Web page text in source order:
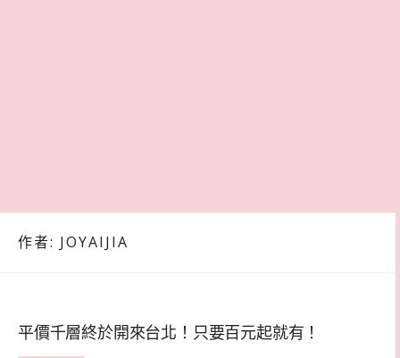
作者: JOYAIJIA
平價千層終於開來台北！只要百元起就有！